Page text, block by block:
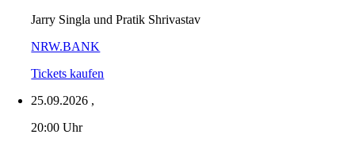
Jarry Singla und Pratik Shrivastav
NRW.BANK
Tickets kaufen
25.09.2026 ,
20:00 Uhr